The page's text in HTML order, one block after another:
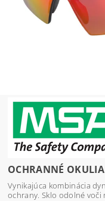
OCHRANNÉ
Vynikajúca kombinácia
ochrany. Sklo odolné voči